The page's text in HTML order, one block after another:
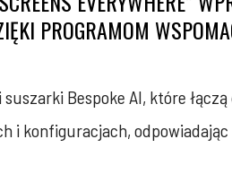
PROGRAMOM
Bespoke AI, które
i konfiguracjach,